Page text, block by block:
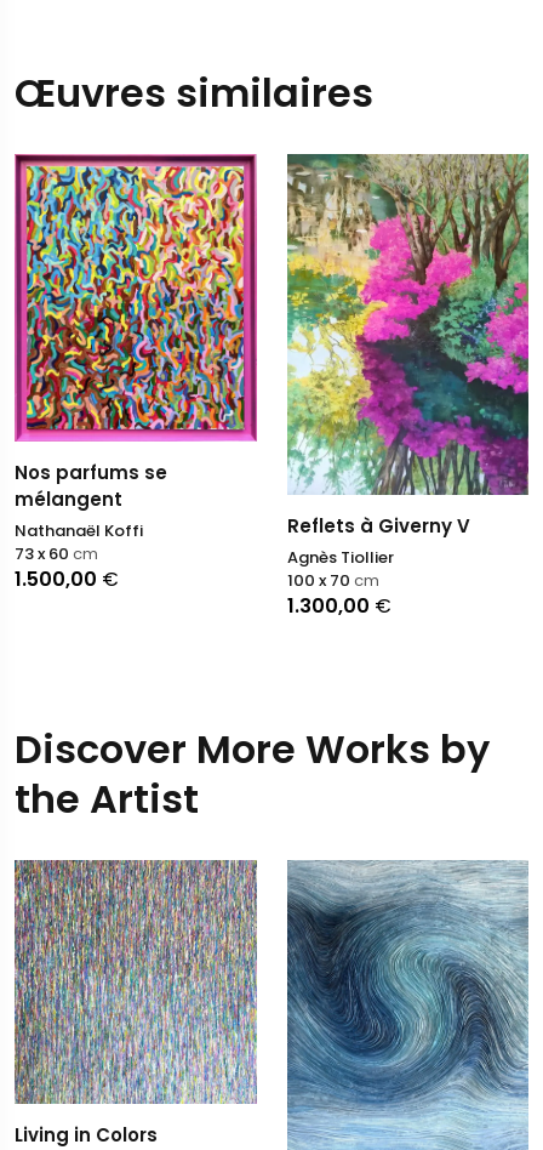
Œuvres similaires
Nos parfums se
mélangent
Nathanaël Koffi
1.500,00 €
73 x 60 cm
Reflets à Giverny V
Agnès Tiollier
1.300,00 €
100 x 70 cm
Discover More Works by
the Artist
Living in Colors